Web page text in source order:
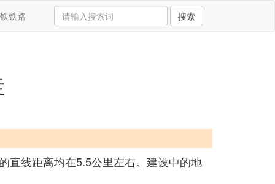
铁路 搜索
直线距离均在5.5公里左右。建设中的地